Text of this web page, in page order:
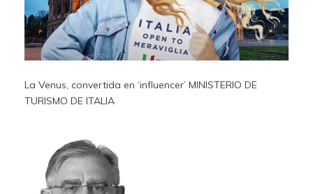
La Venus, convertida en ‘influencer’ MINISTERIO DE
TURISMO DE ITALIA